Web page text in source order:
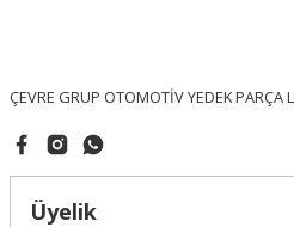
ÇEVRE GRUP OTOMOTİV YEDEK PARÇA
Üyelik